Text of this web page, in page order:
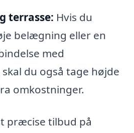
terrasse: Hvis du
belægning eller en
med
du også tage højde
omkostninger.
præcise tilbud på